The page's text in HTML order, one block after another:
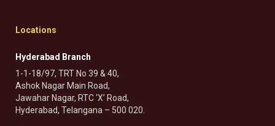
Locations
Hyderabad Branch
1-1-18/97, TRT No 39 & 40,
Ashok Nagar Main Road,
Jawahar Nagar, RTC ‘X’ Road,
Hyderabad, Telangana – 500 020.